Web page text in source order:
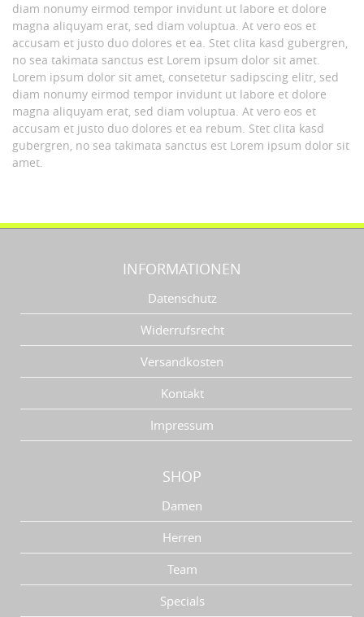
diam nonumy eirmod tempor invidunt ut labore et dolore
magna aliquyam erat, sed diam voluptua. At vero eos et
accusam et justo duo dolores et ea. Stet clita kasd gubergren,
no sea takimata sanctus est Lorem ipsum dolor sit amet.
Lorem ipsum dolor sit amet, consetetur sadipscing elitr, sed
diam nonumy eirmod tempor invidunt ut labore et dolore
magna aliquyam erat, sed diam voluptua. At vero eos et
accusam et justo duo dolores et ea rebum. Stet clita kasd
gubergren, no sea takimata sanctus est Lorem ipsum dolor sit
amet.
INFORMATIONEN
Datenschutz
Widerrufsrecht
Versandkosten
Kontakt
Impressum
SHOP
Damen
Herren
Team
Specials